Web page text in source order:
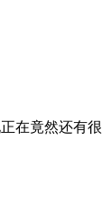
竟然还有